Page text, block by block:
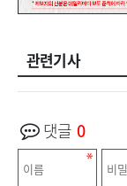
관련기사
댓글 0